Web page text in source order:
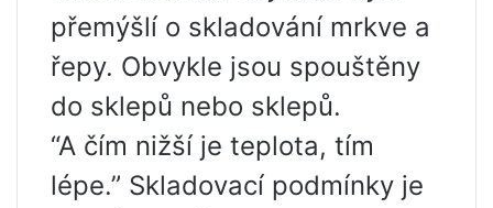
přemýšlí o skladování mrkve a
řepy. Obvykle jsou spouštěny
do sklepů nebo sklepů.
“A čím nižší je teplota, tím
lépe.” Skladovací podmínky je